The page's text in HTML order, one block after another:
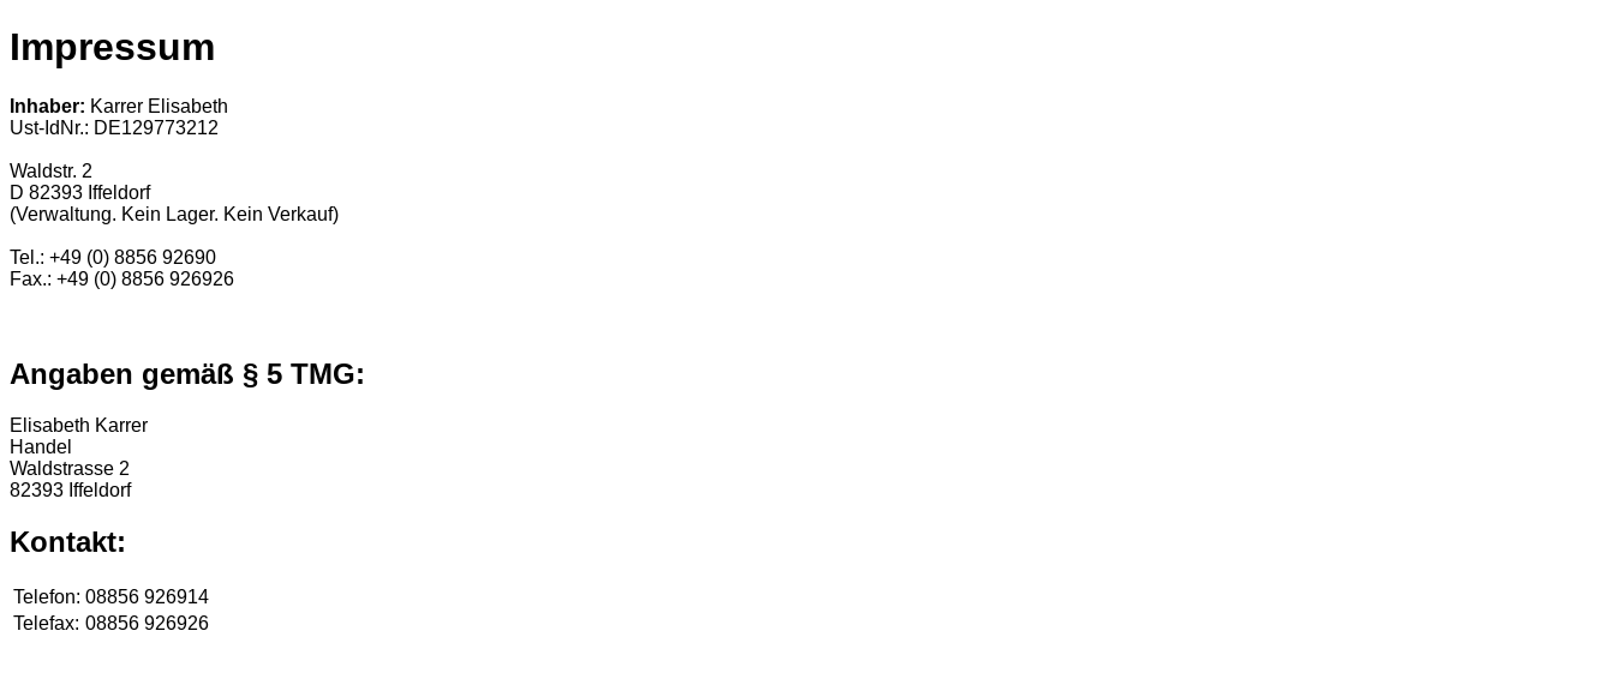
Impressum
Inhaber: Karrer Elisabeth
Ust-IdNr.: DE129773212
Waldstr. 2
D 82393 Iffeldorf
(Verwaltung. Kein Lager. Kein Verkauf)
Tel.: +49 (0) 8856 92690
Fax.: +49 (0) 8856 926926
Angaben gemäß § 5 TMG:
Elisabeth Karrer
Handel
Waldstrasse 2
82393 Iffeldorf
Kontakt:
Telefon: 08856 926914
Telefax: 08856 926926